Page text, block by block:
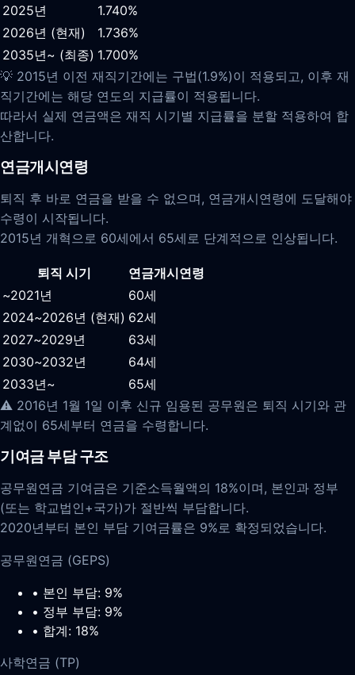
2025년
1.740%
2026년 (현재)
1.736%
2035년~ (최종) 1.700%
💡 2015년 이전 재직기간에는 구법(1.9%)이 적용되고, 이후 재
직기간에는 해당 연도의 지급률이 적용됩니다.
따라서 실제 연금액은 재직 시기별 지급률을 분할 적용하여 합
산합니다.
연금개시연령
퇴직 후 바로 연금을 받을 수 없으며, 연금개시연령에 도달해야
수령이 시작됩니다.
2015년 개혁으로 60세에서 65세로 단계적으로 인상됩니다.
퇴직 시기
연금개시연령
~2021년
60세
2024~2026년 (현재) 62세
2027~2029년
63세
2030~2032년
64세
2033년~
65세
⚠️ 2016년 1월 1일 이후 신규 임용된 공무원은 퇴직 시기와 관
계없이 65세부터 연금을 수령합니다.
기여금 부담 구조
공무원연금 기여금은 기준소득월액의 18%이며, 본인과 정부
(또는 학교법인+국가)가 절반씩 부담합니다.
2020년부터 본인 부담 기여금률은 9%로 확정되었습니다.
공무원연금 (GEPS)
• 본인 부담: 9%
• 정부 부담: 9%
• 합계: 18%
사학연금 (TP)